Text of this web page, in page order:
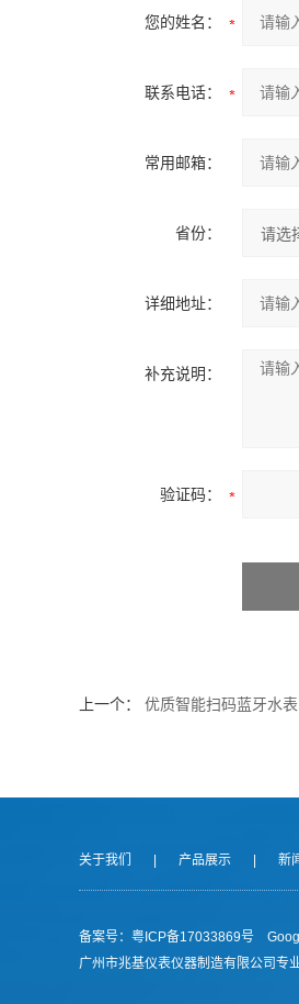
您的姓名：
联系电话：
常用邮箱：
省份：
详细地址：
补充说明：
验证码：
上一个： 优质智能扫码蓝牙水表
关于我们 产品展示 新
备案号： 粤ICP备17033869号
广州市兆基仪表仪器制造有限公司专